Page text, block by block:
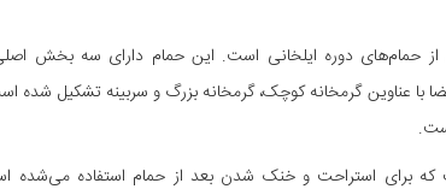
از حمام‌های دوره ایلخانی است. این حمام دارای سه بخش
عناوین گرمخانه کوچک، گرمخانه بزرگ و سربینه تشکیل شده
برای استراحت و خنک شدن بعد از حمام استفاده